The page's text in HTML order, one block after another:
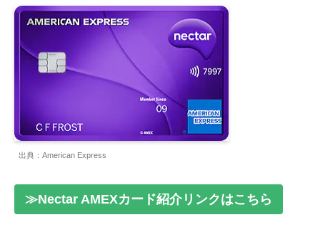
出典：American Express
≫Nectar AMEXカード紹介リンクはこちら